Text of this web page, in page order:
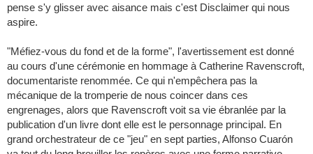
pense s'y glisser avec aisance mais c'est Disclaimer qui nous
aspire.
"Méfiez-vous du fond et de la forme", l'avertissement est donné
au cours d'une cérémonie en hommage à Catherine Ravenscroft,
documentariste renommée. Ce qui n'empêchera pas la
mécanique de la tromperie de nous coincer dans ces
engrenages, alors que Ravenscroft voit sa vie ébranlée par la
publication d'un livre dont elle est le personnage principal. En
grand orchestrateur de ce "jeu" en sept parties, Alfonso Cuarón